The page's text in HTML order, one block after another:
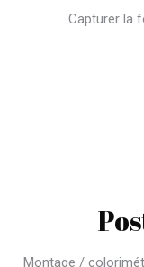
Capturer la
Montage /